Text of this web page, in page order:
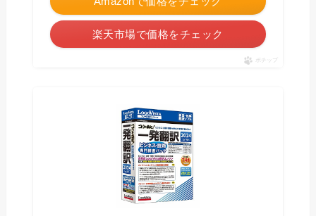
楽天市場で価格をチェック
ポチップ